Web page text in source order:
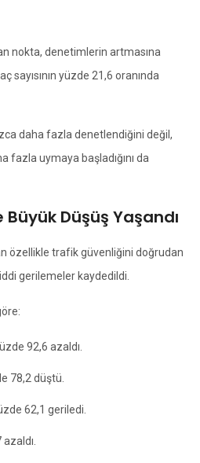
nokta, denetimlerin artmasına
sayısının yüzde 21,6 oranında
daha fazla denetlendiğini değil,
fazla uymaya başladığını da
Düşüş Yaşandı
özellikle trafik güvenliğini doğrudan
gerilemeler kaydedildi.
92,6 azaldı.
78,2 düştü.
62,1 geriledi.